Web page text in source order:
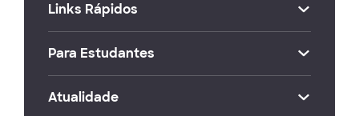
Links Rápidos
Para Estudantes
Atualidade